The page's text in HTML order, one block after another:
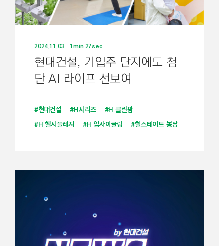
2024.11.03 1min 27sec
현대건설, 기입주 단지에도 첨
단 AI 라이프 선보여
#현대건설 #H시리즈
#H 클린팜
#H 헬시플레져
#H 업사이클링 #힐스테이트 봉담